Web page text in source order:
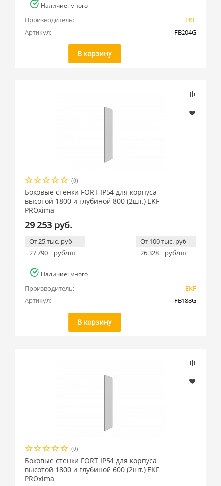
Наличие: много
Производитель:
EKF
Артикул:
FB204G
В корзину
(0)
Боковые стенки FORT IP54 для корпуса
высотой 1800 и глубиной 800 (2шт.) EKF
PROxima
29 253 руб.
От 25 тыс. руб
27 790
руб/шт
От 100 тыс. руб
26 328
руб/шт
Наличие: много
Производитель:
EKF
Артикул:
FB188G
В корзину
(0)
Боковые стенки FORT IP54 для корпуса
высотой 1800 и глубиной 600 (2шт.) EKF
PROxima